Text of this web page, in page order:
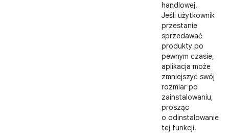
handlowej.
Jeśli użytkownik
przestanie
sprzedawać
produkty po
pewnym czasie,
aplikacja może
zmniejszyć swój
rozmiar po
zainstalowaniu,
prosząc
o odinstalowanie
tej funkcji.